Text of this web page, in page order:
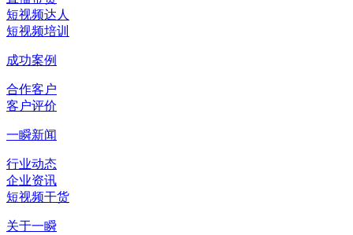
短视频达人
短视频培训
成功案例
合作客户
客户评价
一瞬新闻
行业动态
企业资讯
短视频干货
关于一瞬